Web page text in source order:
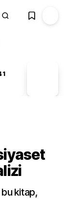
kitap,